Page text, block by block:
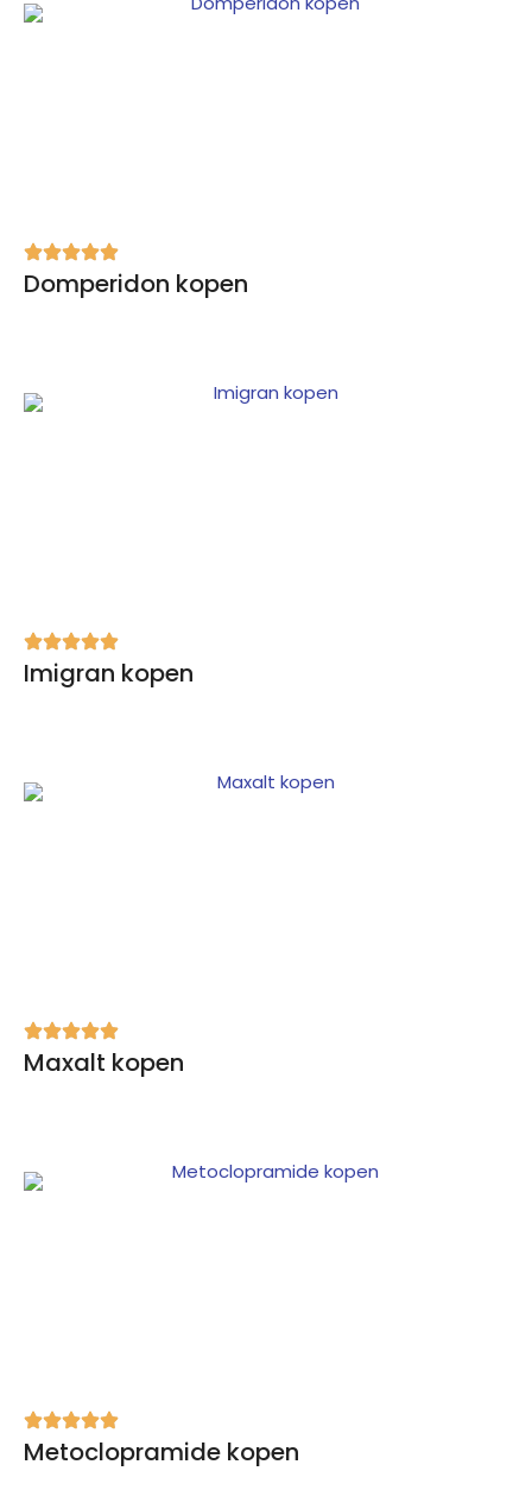
Domperidon kopen
Imigran kopen
Maxalt kopen
Metoclopramide kopen